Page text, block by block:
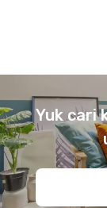
Yuk cari